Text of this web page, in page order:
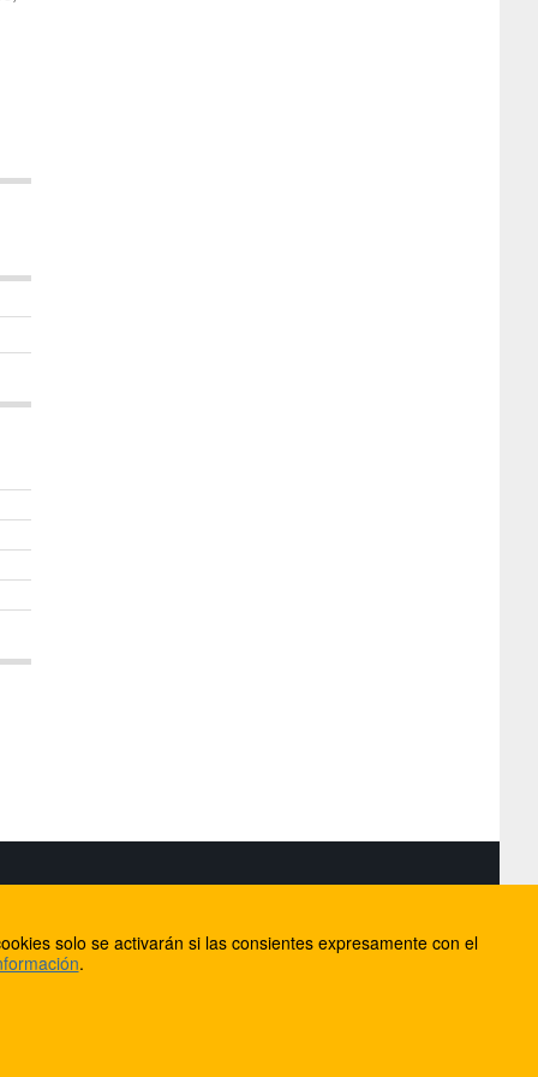
solo se activarán si las consientes expresamente con el
.